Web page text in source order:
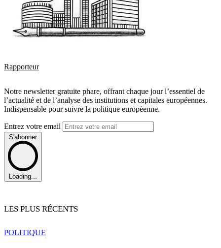
Rapporteur
Notre newsletter gratuite phare, offrant chaque jour l’essentiel de
l’actualité et de l’analyse des institutions et capitales européennes.
Indispensable pour suivre la politique européenne.
Entrez votre email
S'abonner
Loading...
LES PLUS RÉCENTS
POLITIQUE